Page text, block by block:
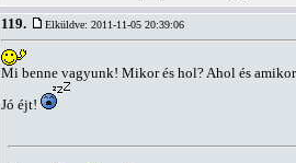
119. Elküldve: 2011-11-05 20:39:06
Mi benne vagyunk! Mikor és hol? Ahol és
Jó éjt!